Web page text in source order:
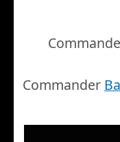
Commander